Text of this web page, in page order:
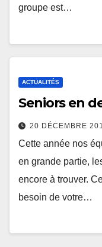
groupe est…
ACTUALITÉS
Seniors en
20 DÉCEMBRE
Cette année nos
en grande partie,
encore à trouver.
besoin de votre…